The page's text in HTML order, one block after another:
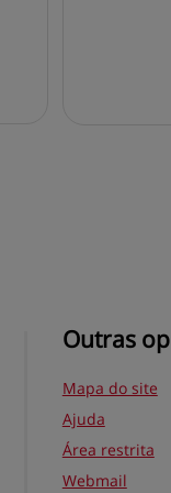
Outras
Mapa do site
Ajuda
Área restrita
Webmail